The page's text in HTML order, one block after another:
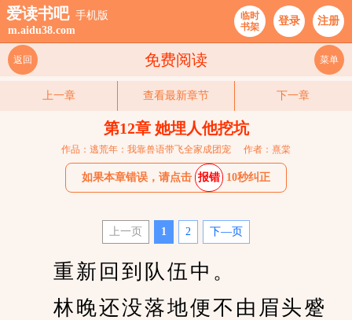
爱读书吧 手机版
m.aidu38.com
临时
书架
登录 注册
免费阅读
返回 菜单
上一章 查看最新章节 下一章
第12章 她埋人他挖坑
作品：逃荒年：我靠兽语带飞全家成团宠 作者：熹棠
如果本章错误，请点击 报错 10秒纠正
上一页 1 2 下—页
重新回到队伍中。
林晚还没落地便不由眉头蹙